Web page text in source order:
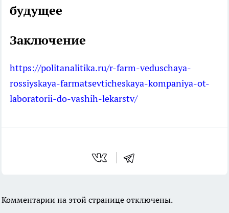
будущее
Заключение
https://politanalitika.ru/r-farm-veduschaya-
rossiyskaya-farmatsevticheskaya-kompaniya-ot-
laboratorii-do-vashih-lekarstv/
Комментарии на этой странице отключены.